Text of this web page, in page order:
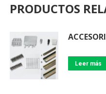
PRODUCTOS
Leer más